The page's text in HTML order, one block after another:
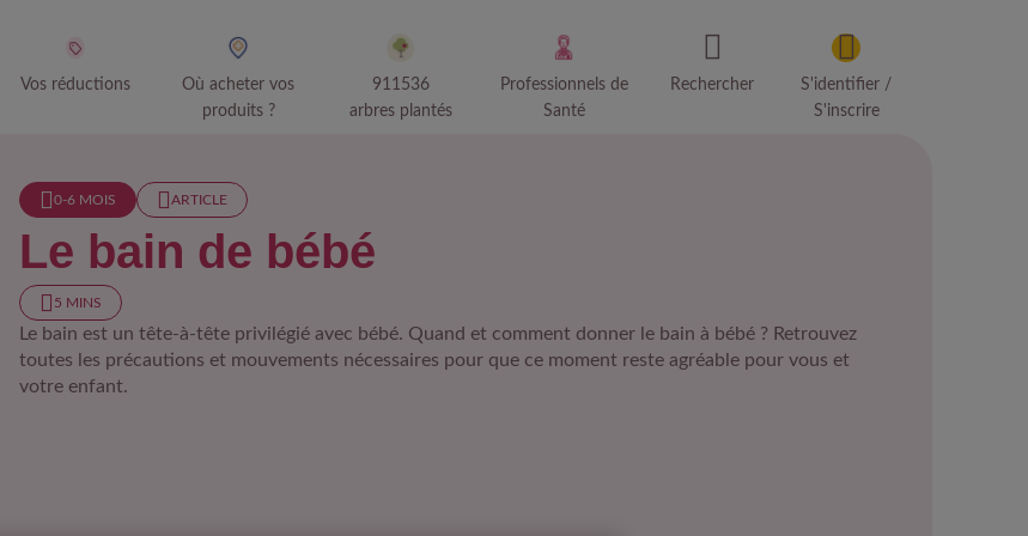
Vos réductions
Où acheter vos
produits ?
911536
arbres plantés
Professionnels de
Santé
Rechercher
S'identifier /
S'inscrire
0-6 MOIS​ ARTICLE
Le bain de bébé
5 MINS
Le bain est un tête-à-tête privilégié avec bébé. Quand et comment donner le bain à bébé ? Retrouvez
toutes les précautions et mouvements nécessaires pour que ce moment reste agréable pour vous et
votre enfant.